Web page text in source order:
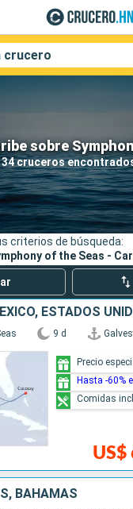
sobre
34 cruceros
crucero
criterios de búsqueda:
of the Seas -
ESTADOS
9 d
US$
Precio
Hasta -60%
Comidas
BAHAMAS